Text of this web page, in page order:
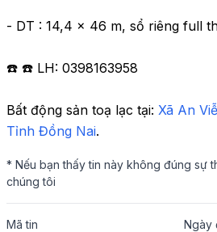
- DT : 14,4 x 46 m, sổ riêng full
☎️ ☎️ LH: 0398163958
Bất động sản toạ lạc tại: Xã An
Tỉnh Đồng Nai.
* Nếu bạn thấy tin này không đúng sự
chúng tôi
Mã tin
Ngày